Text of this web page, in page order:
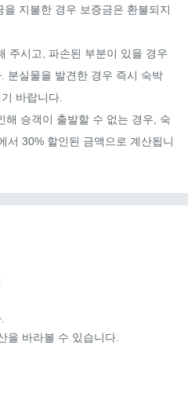
지불한 경우 보증금은 환불되지
주시고, 파손된 부분이 있을 경우
분실물을 발견한 경우 즉시 숙박
바랍니다.
해 승객이 출발할 수 없는 경우, 숙
서 30% 할인된 금액으로 계산됩니
을 바라볼 수 있습니다.